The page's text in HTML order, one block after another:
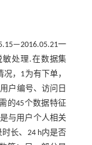
一
敏处理.在数据集
，1为有下单，
户编号、访问日
的45个数据特征
与用户个人相关
长、24 h内是否